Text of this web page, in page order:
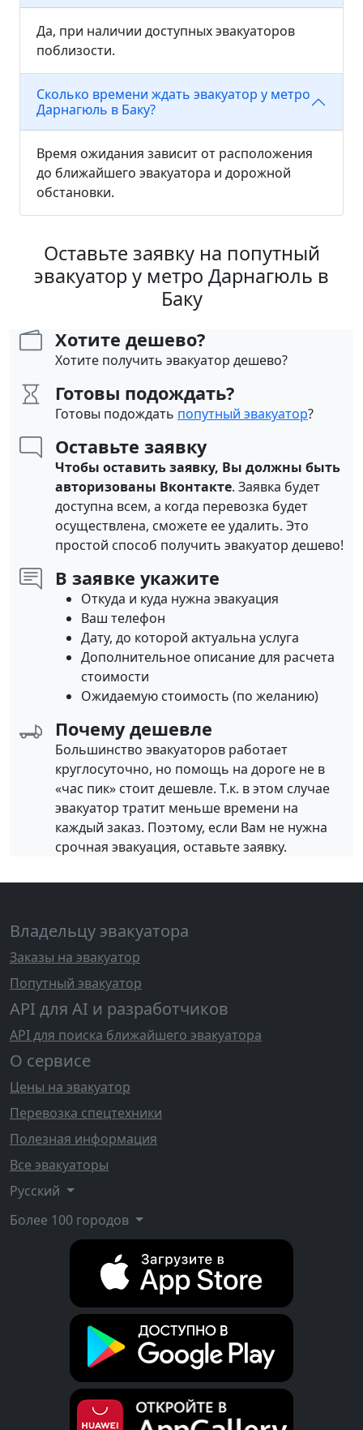
Да, при наличии доступных эвакуаторов
поблизости.
Сколько времени ждать эвакуатор у метро
Дарнагюль в Баку?
Время ожидания зависит от расположения
до ближайшего эвакуатора и дорожной
обстановки.
Оставьте заявку на попутный
эвакуатор у метро Дарнагюль в
Баку
Хотите дешево?
Хотите получить эвакуатор дешево?
Готовы подождать?
Готовы подождать попутный эвакуатор?
Оставьте заявку
Чтобы оставить заявку, Вы должны быть
авторизованы Вконтакте. Заявка будет
доступна всем, а когда перевозка будет
осуществлена, сможете ее удалить. Это
простой способ получить эвакуатор дешево!
В заявке укажите
Откуда и куда нужна эвакуация
Ваш телефон
Дату, до которой актуальна услуга
Дополнительное описание для расчета
стоимости
Ожидаемую стоимость (по желанию)
Почему дешевле
Большинство эвакуаторов работает
круглосуточно, но помощь на дороге не в
«час пик» стоит дешевле. Т.к. в этом случае
эвакуатор тратит меньше времени на
каждый заказ. Поэтому, если Вам не нужна
срочная эвакуация, оставьте заявку.
Владельцу эвакуатора
Заказы на эвакуатор
Попутный эвакуатор
API для AI и разработчиков
API для поиска ближайшего эвакуатора
О сервисе
Цены на эвакуатор
Перевозка спецтехники
Полезная информация
Все эвакуаторы
Русский
Более 100 городов